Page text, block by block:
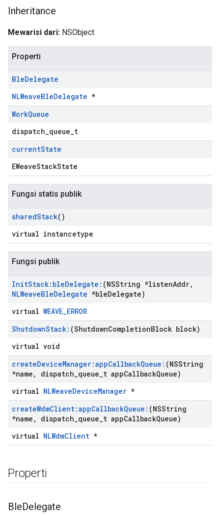
Inheritance
Mewarisi dari: NSObject
Properti
BleDelegate
NLWeaveBleDelegate *
WorkQueue
dispatch_queue_t
currentState
EWeaveStackState
Fungsi statis publik
sharedStack()
virtual instancetype
Fungsi publik
InitStack:bleDelegate: (NSString *listenAddr,
NLWeaveBleDelegate *bleDelegate)
virtual WEAVE_ERROR
ShutdownStack: (ShutdownCompletionBlock block)
virtual void
createDeviceManager:appCallbackQueue: (NSString
*name , dispatch queue t appCallbackQueue)
virtual NLWeaveDeviceManager *
createWdmClient:appCallbackQueue: (NSString
*name , dispatch queue t appCallbackQueue)
virtual NLWdmClient *
Properti
BleDelegate